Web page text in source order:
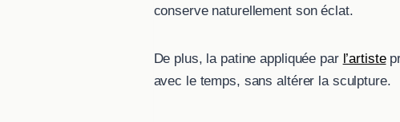
conserve naturellement son éclat.
De plus, la patine appliquée par l’artiste
avec le temps, sans altérer la sculpture.